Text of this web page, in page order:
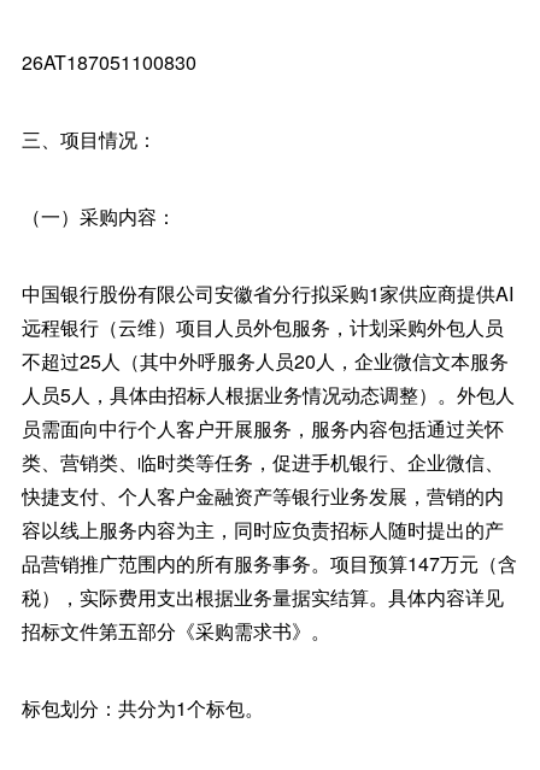
26AT187051100830
三、项目情况：
（一）采购内容：
中国银行股份有限公司安徽省分行拟采购1家供应商提供AI
远程银行（云维）项目人员外包服务，计划采购外包人员
不超过25人（其中外呼服务人员20人，企业微信文本服务
人员5人，具体由招标人根据业务情况动态调整）。外包人
员需面向中行个人客户开展服务，服务内容包括通过关怀
类、营销类、临时类等任务，促进手机银行、企业微信、
快捷支付、个人客户金融资产等银行业务发展，营销的内
容以线上服务内容为主，同时应负责招标人随时提出的产
品营销推广范围内的所有服务事务。项目预算147万元（含
税），实际费用支出根据业务量据实结算。具体内容详见
招标文件第五部分《采购需求书》。
标包划分：共分为1个标包。